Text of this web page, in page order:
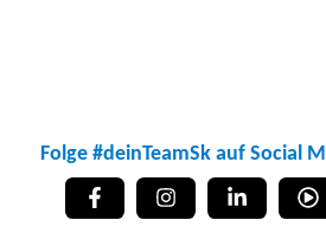
Folge #deinTeamSk auf Social